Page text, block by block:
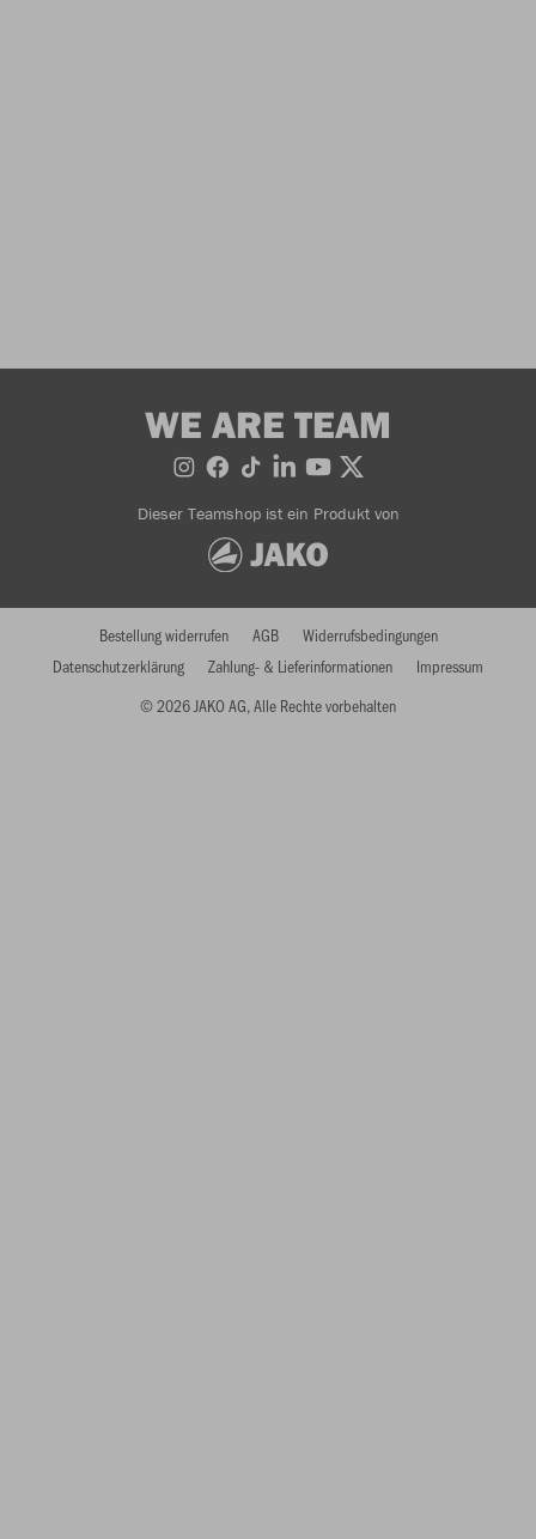
WE ARE TEAM
Dieser Teamshop ist ein Produkt von
© 2026 JAKO AG, Alle Rechte vorbehalten
Bestellung widerrufen AGB
Widerrufsbedingungen
Datenschutzerklärung
Zahlung- & Lieferinformationen Impressum